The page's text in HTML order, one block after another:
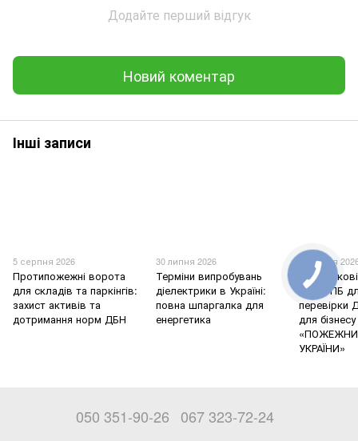
Додайте перший відгук
Новий коментар
Інші записи
5 серпня 2026
Протипожежні ворота
для складів та паркінгів:
захист активів та
дотримання норм ДБН
30 липня 2026
Терміни випробувань
діелектрики в Україні:
повна шпаргалка для
енергетика
17 липня
знаки ПБ
перевірки
для
УКРАЇНИ»
050 351-90-26 067 323-72-24